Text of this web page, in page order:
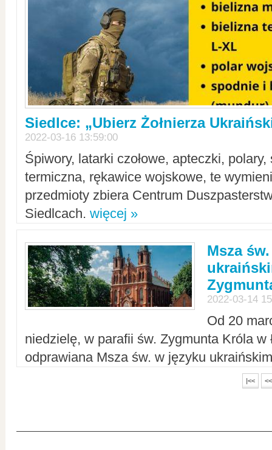
Siedlce: „Ubierz Żołnierza
2022-03-16 13:59:00
Śpiwory, latarki czołowe, apteczki,
termiczna, rękawice wojskowe, te
przedmioty zbiera Centrum
Siedlcach. więcej »
Msza
2022-03-14
Od 20
niedzielę, w parafii św. Zygmunta Króla w
odprawiana Msza św. w języku
|<< <<